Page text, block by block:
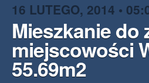
16 LUTEGO, 2014 •
Mieszkanie do
miejscowości
55.69m2